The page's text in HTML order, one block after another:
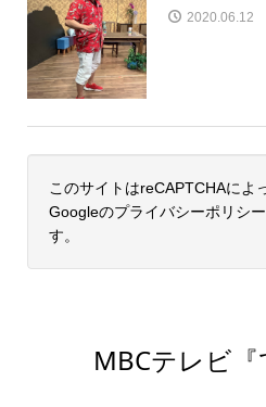
2020.06.12
このサイトはreCAPTCHAによ
Googleのプライバシーポリシー
す。
MBCテレビ『